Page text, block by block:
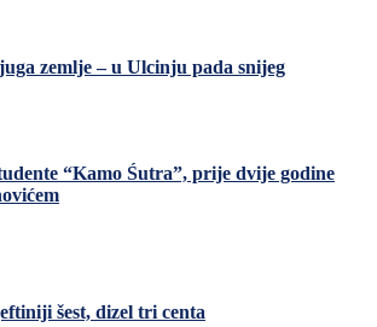
zemlje – u Ulcinju pada snijeg
“Kamo Śutra”, prije dvije godine
šest, dizel tri centa